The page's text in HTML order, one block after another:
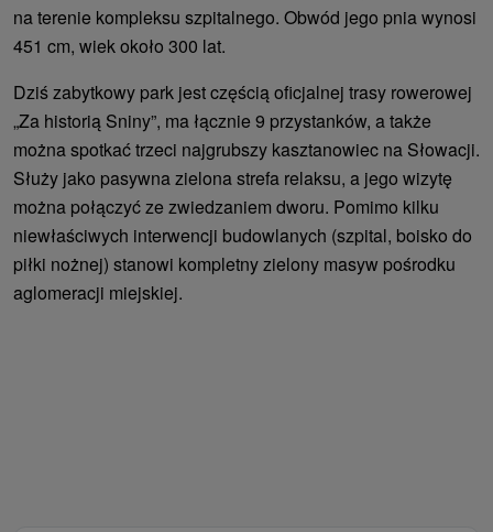
na terenie kompleksu szpitalnego. Obwód jego pnia wynosi
451 cm, wiek około 300 lat.
Dziś zabytkowy park jest częścią oficjalnej trasy rowerowej
„Za historią Sniny”, ma łącznie 9 przystanków, a także
można spotkać trzeci najgrubszy kasztanowiec na Słowacji.
Służy jako pasywna zielona strefa relaksu, a jego wizytę
można połączyć ze zwiedzaniem dworu. Pomimo kilku
niewłaściwych interwencji budowlanych (szpital, boisko do
piłki nożnej) stanowi kompletny zielony masyw pośrodku
aglomeracji miejskiej.